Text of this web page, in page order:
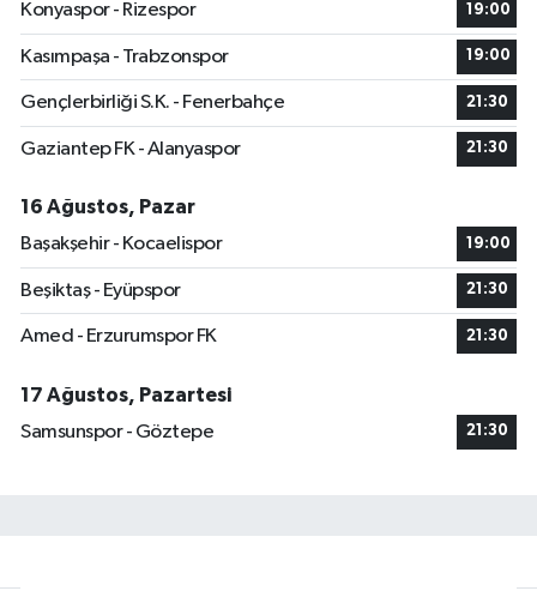
Konyaspor - Rizespor
19:00
Kasımpaşa - Trabzonspor 19:00
Gençlerbirliği S.K. - Fenerbahçe 21:30
Gaziantep FK - Alanyaspor 21:30
16 Ağustos, Pazar
Başakşehir - Kocaelispor
19:00
Beşiktaş - Eyüpspor 21:30
Amed - Erzurumspor FK 21:30
17 Ağustos, Pazartesi
Samsunspor - Göztepe
21:30